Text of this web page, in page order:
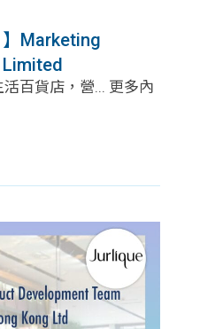
】Marketing
百貨店，營... 更多內